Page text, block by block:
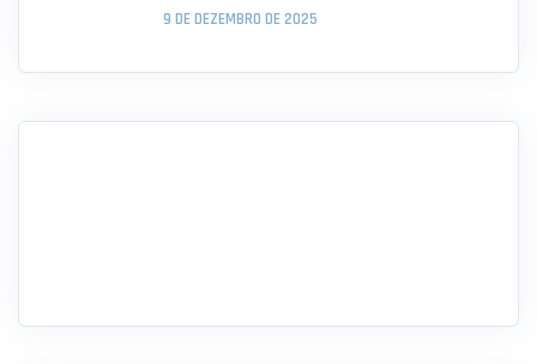
9 DE DEZEMBRO DE 2025